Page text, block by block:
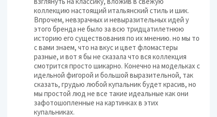
коллекцию настоящий итальянский стиль и шик.
Впрочем, невзрачных и невыразительных идей у
этого бренда не было за всю тридцатилетнюю
историю его существования по их мнению. но мы то
с вами знаем, что на вкус и цвет фломастеры
разные, и вот я бы не сказала что вся коллекция
смотрится просто шикарно. Конечно на модельках с
идельной фигорой и большой выразительной, так
сказать, грудью любой купальник будет красив, но
мы простой люд не все такие идеальные как они
зафотошопленные на картинках в этих
купальниках.